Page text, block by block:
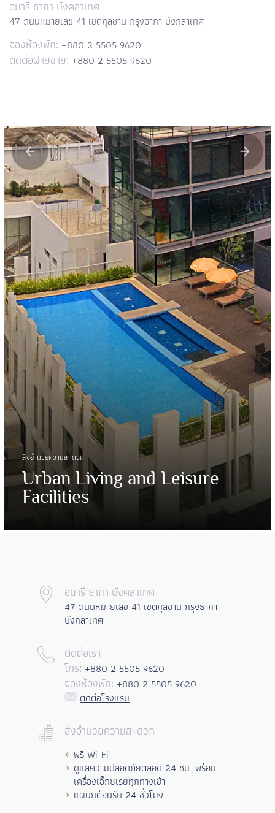
อมารี ธากา บังคลาเทศ
47 ถนนหมายเลข 41 เขตกุลชาน กรุงธากา บังกลาเทศ
จองห้องพัก: +880 2 5505 9620
ติดต่อฝ่ายขาย: +880 2 5505 9620
สิ่งอำนวยความสะดวก
Urban Living and Leisure
Facilities
อมารี ธากา บังคลาเทศ
47 ถนนหมายเลข 41 เขตกุลชาน กรุงธากา
บังกลาเทศ
ติดต่อเรา
โทร: +880 2 5505 9620
จองห้องพัก: +880 2 5505 9620
ติดต่อโรงแรม
สิ่งอำนวยความสะดวก
ฟรี Wi-Fi
ดูแลความปลอดภัยตลอด 24 ชม. พร้อม
เครื่องเอ็กซเรย์ทุกทางเข้า
แผนกต้อนรับ 24 ชั่วโมง